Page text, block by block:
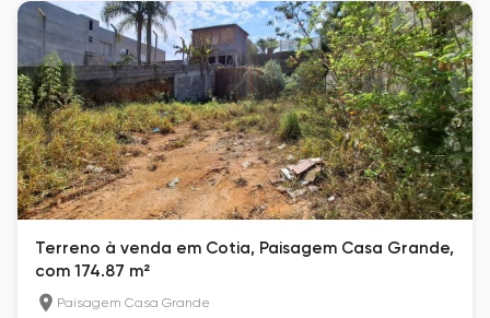
Terreno à venda em Cotia, Paisagem Casa Grande,
com 174.87 m²
Paisagem Casa Grande